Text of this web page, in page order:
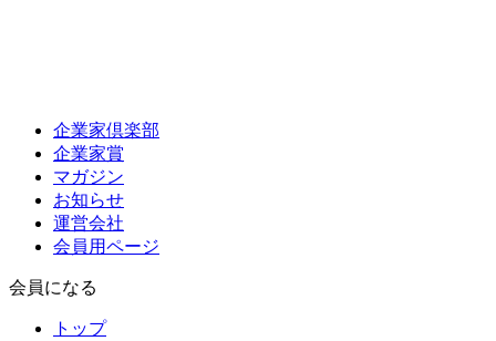
企業家倶楽部
企業家賞
マガジン
お知らせ
運営会社
会員用ページ
会員になる
トップ